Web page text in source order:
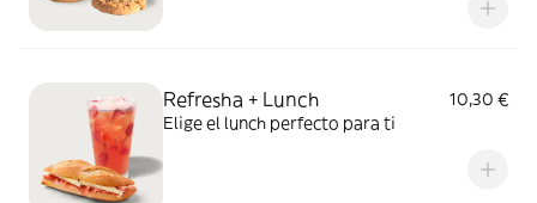
Refresha + Lunch
10,30 €
Elige el lunch perfecto para ti